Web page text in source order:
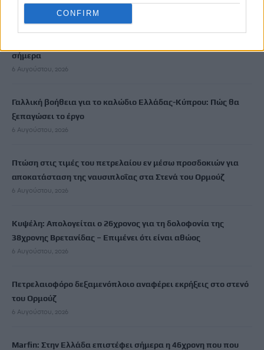
CONFIRM
6 Αυγούστου, 2026
σήμερα
6 Αυγούστου, 2026
Γαλλική βοήθεια για το καλώδιο Ελλάδας-Κύπρου: Πώς θα
ξεπαγώσει το έργο
6 Αυγούστου, 2026
Πτώση στις τιμές του πετρελαίου εν μέσω προσδοκιών για
αποκατάσταση της ναυσιπλοΐας στα Στενά του Ορμούζ
6 Αυγούστου, 2026
Κυψέλη: Απολογείται ο 26χρονος για τη δολοφονία της
38χρονης Βρετανίδας – Επιμένει ότι είναι αθώος
6 Αυγούστου, 2026
Πετρελαιοφόρο δεξαμενόπλοιο αναφέρει εκρήξεις στο στενό
του Ορμούζ
6 Αυγούστου, 2026
Marfin: Στην Ελλάδα επιστέφει σήμερα η 46χρονη που που